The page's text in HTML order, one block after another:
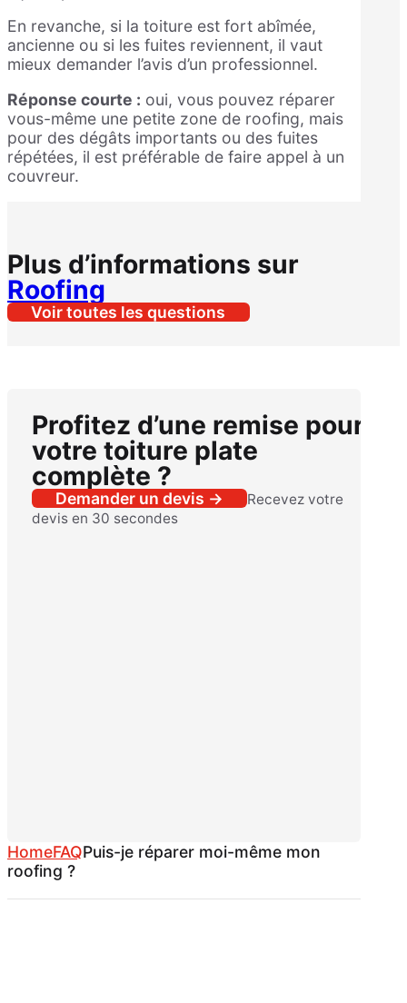
En revanche, si la toiture est fort abîmée,
ancienne ou si les fuites reviennent, il vaut
mieux demander l’avis d’un professionnel.
Réponse courte : oui, vous pouvez réparer
vous-même une petite zone de roofing, mais
pour des dégâts importants ou des fuites
répétées, il est préférable de faire appel à un
couvreur.
Plus d’informations sur
Roofing
Voir toutes les questions
Profitez d’une remise pour
votre toiture plate
complète ?
Demander un devis →
Recevez votre
devis en 30 secondes
HomeFAQPuis-je réparer moi-même mon
roofing ?